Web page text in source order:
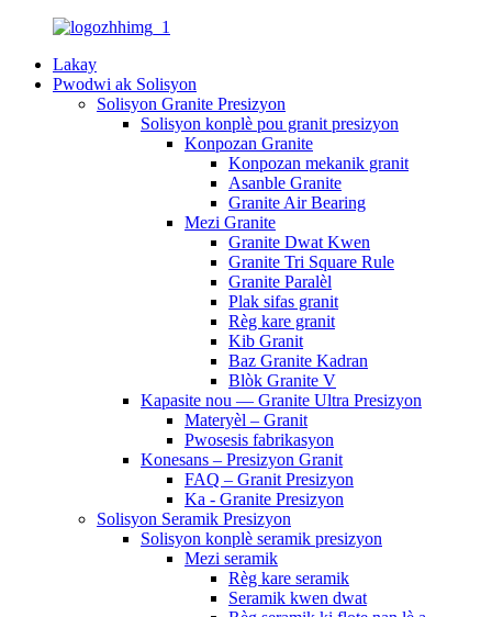
Lakay
Pwodwi ak Solisyon
Solisyon Granite Presizyon
Solisyon konplè pou granit presizyon
Konpozan Granite
Konpozan mekanik granit
Asanble Granite
Granite Air Bearing
Mezi Granite
Granite Dwat Kwen
Granite Tri Square Rule
Granite Paralèl
Plak sifas granit
Règ kare granit
Kib Granit
Baz Granite Kadran
Blòk Granite V
Kapasite nou — Granite Ultra Presizyon
Materyèl – Granit
Pwosesis fabrikasyon
Konesans – Presizyon Granit
FAQ – Granit Presizyon
Ka - Granite Presizyon
Solisyon Seramik Presizyon
Solisyon konplè seramik presizyon
Mezi seramik
Règ kare seramik
Seramik kwen dwat